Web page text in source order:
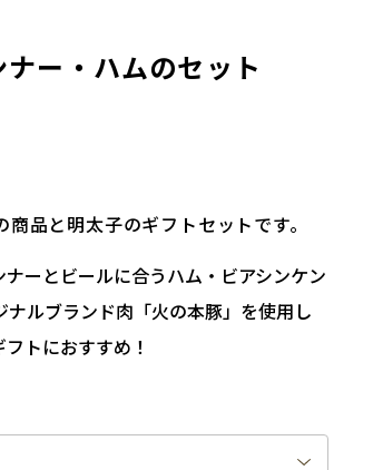
ー・ハムのセット
品と明太子のギフトセットです。
ーとビールに合うハム・ビアシンケン
ルブランド肉「火の本豚」を使用し
トにおすすめ！